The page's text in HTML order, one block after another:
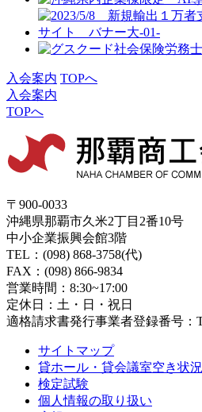
入会案内 TOPへ
入会案内
TOPへ
〒900-0033
沖縄県那覇市久米2丁目2番10号
中小企業振興会館3階
TEL：(098) 868-3758(代)
FAX：(098) 866-9834
営業時間：8:30~17:00
定休日：土・日・祝日
適格請求書発行事業者登録番号：
サイトマップ
貸ホール・貸会議室空き状況
検定試験
個人情報の取り扱い